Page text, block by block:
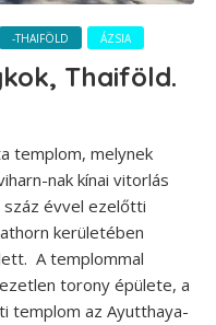
-THAIFÖLD ÁZSIA
Thaiföld.
templom, melynek
nak kínai vitorlás
évvel ezelőtti
kerületében
A templommal
torony épülete, a
templom az Ayutthaya-